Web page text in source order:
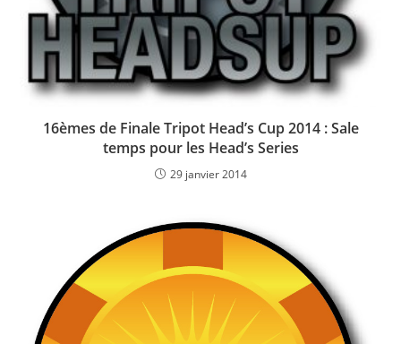
16èmes de Finale Tripot Head’s Cup 2014 : Sale
temps pour les Head’s Series
29 janvier 2014